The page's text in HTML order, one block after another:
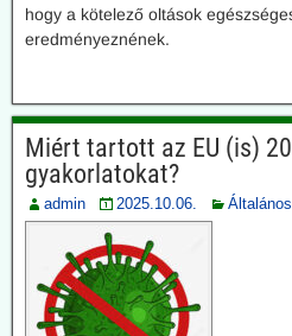
hogy a kötelező oltások
eredményeznének.
Miért tartott az EU (is)
gyakorlatokat?
admin 2025.10.06. Általános